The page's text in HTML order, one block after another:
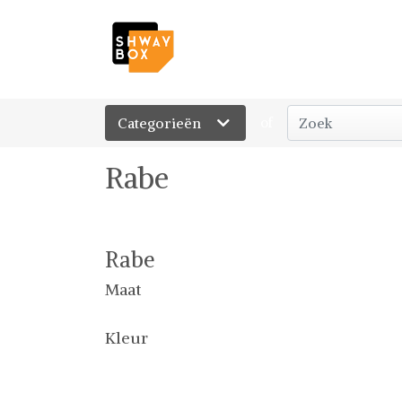
Categorieën
Rabe
Rabe
Maat
Kleur